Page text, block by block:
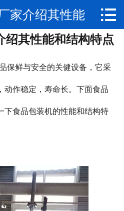
 网站首页
公司简介
产品展示
新闻动态
视频专区
家介绍其性能
构特点

绍其性能和结构特点
保鲜与安全的关健设备，它采
动作稳定，寿命长。下面食品
下食品包装机的性能和结构特